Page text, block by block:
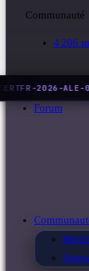
Communauté
4 206
Forum
2026-ALE-